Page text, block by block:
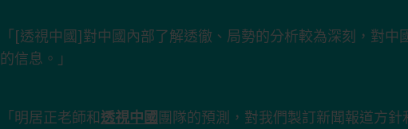
「[透視中國]對中國內部了解透徹、局勢的分析較為深刻，對
的信息。」
「明居正老師和透視中國 團隊的預測，對我們製訂新聞報道方